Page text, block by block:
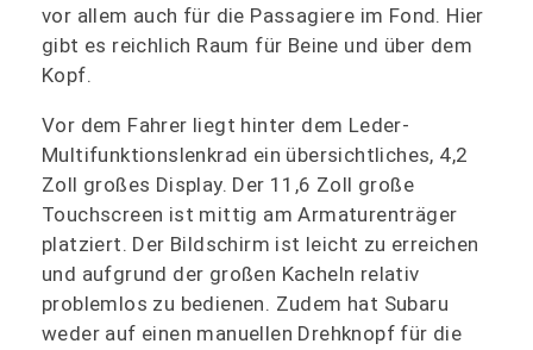
vor allem auch für die Passagiere im Fond. Hier
gibt es reichlich Raum für Beine und über dem
Kopf.
Vor dem Fahrer liegt hinter dem Leder-
Multifunktionslenkrad ein übersichtliches, 4,2
Zoll großes Display. Der 11,6 Zoll große
Touchscreen ist mittig am Armaturenträger
platziert. Der Bildschirm ist leicht zu erreichen
und aufgrund der großen Kacheln relativ
problemlos zu bedienen. Zudem hat Subaru
weder auf einen manuellen Drehknopf für die